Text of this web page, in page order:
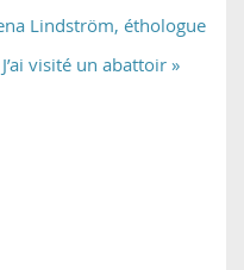
Lindström, éthologue
visité un abattoir »